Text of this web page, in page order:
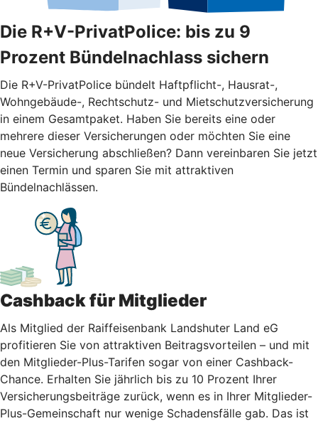
Die R+V-PrivatPolice: bis zu 9
Prozent Bündelnachlass sichern
Die R+V-PrivatPolice bündelt Haftpflicht-, Hausrat-,
Wohngebäude-, Rechtschutz- und Mietschutzversicherung
in einem Gesamtpaket. Haben Sie bereits eine oder
mehrere dieser Versicherungen oder möchten Sie eine
neue Versicherung abschließen? Dann vereinbaren Sie jetzt
einen Termin und sparen Sie mit attraktiven
Bündelnachlässen.
Cashback für Mitglieder
Als Mitglied der Raiffeisenbank Landshuter Land eG
profitieren Sie von attraktiven Beitragsvorteilen – und mit
den Mitglieder-Plus-Tarifen sogar von einer Cashback-
Chance. Erhalten Sie jährlich bis zu 10 Prozent Ihrer
Versicherungsbeiträge zurück, wenn es in Ihrer Mitglieder-
Plus-Gemeinschaft nur wenige Schadensfälle gab. Das ist